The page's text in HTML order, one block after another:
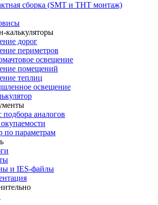
сборка (SMT и THT монтаж)
калькуляторы
дорог
периметров
освещение
помещений
теплиц
освещение
подбора аналогов
по параметрам
и IES-файлы